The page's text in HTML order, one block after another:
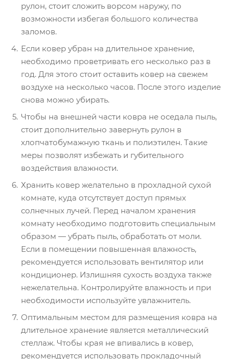
рулон, стоит сложить ворсом наружу, по
возможности избегая большого количества
заломов.
Если ковер убран на длительное хранение,
необходимо проветривать его несколько раз в
год. Для этого стоит оставить ковер на свежем
воздухе на несколько часов. После этого изделие
снова можно убирать.
Чтобы на внешней части ковра не оседала пыль,
стоит дополнительно завернуть рулон в
хлопчатобумажную ткань и полиэтилен. Такие
меры позволят избежать и губительного
воздействия влажности.
Хранить ковер желательно в прохладной сухой
комнате, куда отсутствует доступ прямых
солнечных лучей. Перед началом хранения
комнату необходимо подготовить специальным
образом — убрать пыль, обработать от моли.
Если в помещении повышенная влажность,
рекомендуется использовать вентилятор или
кондиционер. Излишняя сухость воздуха также
нежелательна. Контролируйте влажность и при
необходимости используйте увлажнитель.
Оптимальным местом для размещения ковра на
длительное хранение является металлический
стеллаж. Чтобы края не впивались в ковер,
рекомендуется использовать прокладочный